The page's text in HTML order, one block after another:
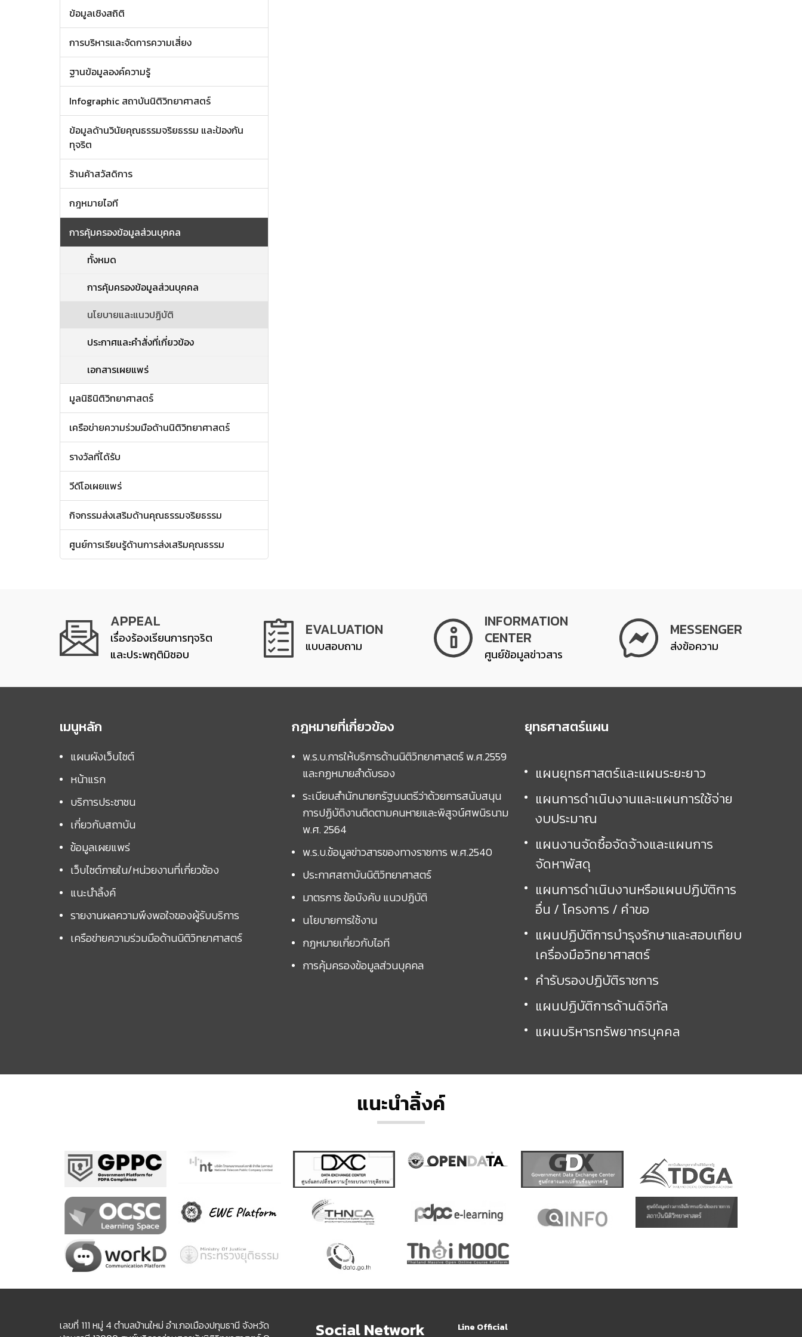
ข้อมูลเชิงสถิติ
การบริหารและจัดการความเสี่ยง
ฐานข้อมูลองค์ความรู้
Infographic สถาบันนิติวิทยาศาสตร์
ข้อมูลด้านวินัยคุณธรรมจริยธรรม และป้องกัน
ทุจริต
ร้านค้าสวัสดิการ
กฎหมายไอที
การคุ้มครองข้อมูลส่วนบุคคล
ทั้งหมด
การคุ้มครองข้อมูลส่วนบุคคล
นโยบายและแนวปฏิบัติ
ประกาศและคำสั่งที่เกี่ยวข้อง
เอกสารเผยแพร่
มูลนิธินิติวิทยาศาสตร์
เครือข่ายความร่วมมือด้านนิติวิทยาศาสตร์
รางวัลที่ได้รับ
วีดีโอเผยแพร่
กิจกรรมส่งเสริมด้านคุณธรรมจริยธรรม
ศูนย์การเรียนรู้ด้านการส่งเสริมคุณธรรม
APPEAL
เรื่องร้องเรียนการทุจริต
และประพฤติมิชอบ
EVALUATION
แบบสอบถาม
INFORMATION
CENTER
ศูนย์ข้อมูลข่าวสาร
MESSENGER
ส่งข้อความ
เมนูหลัก
แผนผังเว็บไซต์
หน้าแรก
บริการประชาชน
เกี่ยวกับสถาบัน
ข้อมูลเผยแพร่
เว็บไซต์ภายใน/หน่วยงานที่เกี่ยวข้อง
แนะนำลิ้งค์
รายงานผลความพึงพอใจของผู้รับบริการ
เครือข่ายความร่วมมือด้านนิติวิทยาศาสตร์
กฎหมายที่เกี่ยวข้อง
พ.ร.บ.การให้บริการด้านนิติวิทยาศาสตร์ พ.ศ.2559
และกฏหมายลำดับรอง
ระเบียบสำนักนายกรัฐมนตรีว่าด้วยการสนับสนุน
การปฏิบัติงานติดตามคนหายและพิสูจน์ศพนิรนาม
พ.ศ. 2564
พ.ร.บ.ข้อมูลข่าวสารของทางราชการ พ.ศ.2540
ประกาศสถาบันนิติวิทยาศาสตร์
มาตรการ ข้อบังคับ แนวปฏิบัติ
นโยบายการใช้งาน
กฎหมายเกี่ยวกับไอที
การคุ้มครองข้อมูลส่วนบุคคล
ยุทธศาสตร์แผน
แผนยุทธศาสตร์และแผนระยะยาว
แผนการดำเนินงานและแผนการใช้จ่าย
งบประมาณ
แผนงานจัดซื้อจัดจ้างและแผนการ
จัดหาพัสดุ
แผนการดำเนินงานหรือแผนปฏิบัติการ
อื่น / โครงการ / คำขอ
แผนปฏิบัติการบำรุงรักษาและสอบเทียบ
เครื่องมือวิทยาศาสตร์
คำรับรองปฏิบัติราชการ
แผนปฏิบัติการด้านดิจิทัล
แผนบริหารทรัพยากรบุคคล
แนะนำลิ้งค์
เลขที่ 111 หมู่ 4 ตำบลบ้านใหม่ อำเภอเมืองปทุมธานี จังหวัด
Social Network Line Official